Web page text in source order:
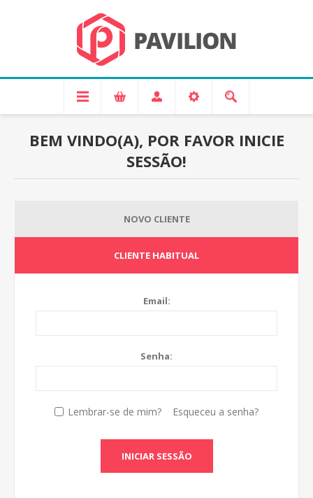
BEM VINDO(A), POR FAVOR INICIE
SESSÃO!
NOVO CLIENTE
CLIENTE HABITUAL
Email:
Senha:
Lembrar-se de mim? Esqueceu a senha?
INICIAR SESSÃO